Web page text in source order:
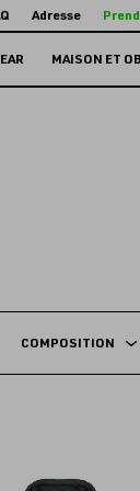
Adresse
MAISON ET
COMPOSITION